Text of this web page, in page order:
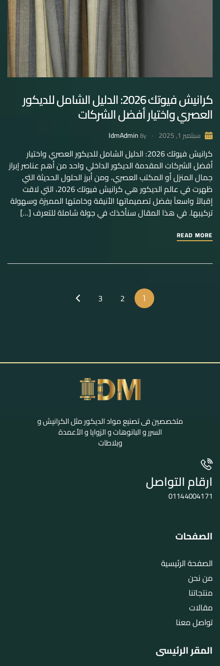
كرانيش فيوتك 2026: الدليل الشامل للديكور
العصري واختيار أفضل الشركات
سبتمبر 1, 2025 By
IdmAdmin
كرانيش فيوتك 2026: الدليل الشامل للديكور العصري واختيار
أفضل الشركات المقدمة الديكور الداخلي واحد من أهم عناصر إبراز
جمال المنزل أو المكتب العصري، ومن أبرز الحلول الحديثة التي
ظهرت في عالم الديكور هي كرانيش فيوتك 2026، التي لاقت
إقبالاً واسعاً بفضل تصميماتها الأنيقة وخامتها المميزة وسهولة
تركيبها. في هذا المقال سنأخذك في جولة شاملة للتعرف […]
READ MORE
1
2
3
متخصصين فى تصنيع مواد الديكور مثل الكرانيش و
السرر و البانوهات و الزوايا و الأعمدة
وبلاطات
ارقام التواصل
01144004171
الصفحات
الصفحة الرئيسية
من نحن
منتجاتنا
مقالات
تواصل معنا
المقر الرئيسى